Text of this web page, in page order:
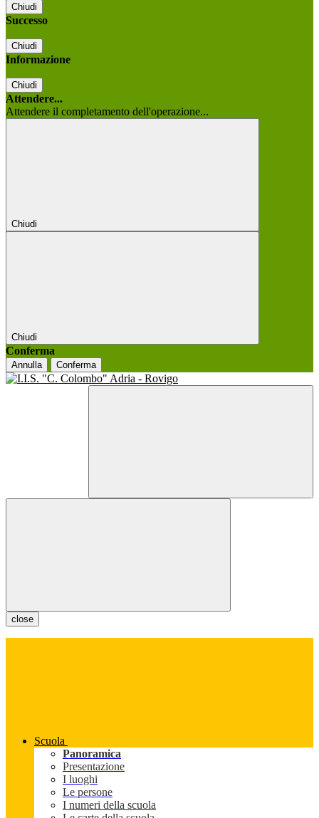
Chiudi
Successo
Chiudi
Informazione
Chiudi
Attendere...
Attendere il completamento dell'operazione...
Chiudi
Chiudi
Conferma
Annulla Conferma
close
Scuola
Panoramica
Presentazione
I luoghi
Le persone
I numeri della scuola